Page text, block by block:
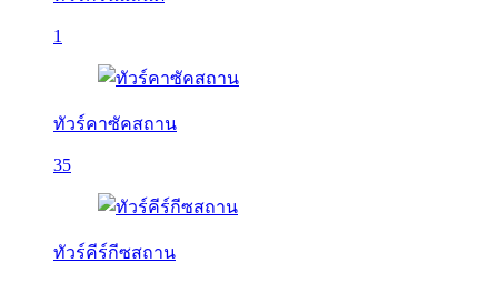
1
ทัวร์คาซัคสถาน
35
ทัวร์คีร์กีซสถาน